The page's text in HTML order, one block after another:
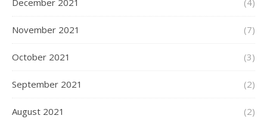
December 2021 (4)
November 2021 (7)
October 2021 (3)
September 2021 (2)
August 2021 (2)